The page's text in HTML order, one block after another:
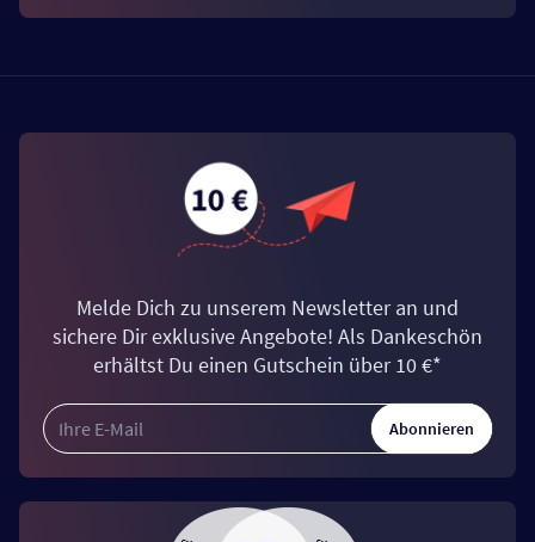
Melde Dich zu unserem Newsletter an und
sichere Dir exklusive Angebote! Als Dankeschön
erhältst Du einen Gutschein über 10 €*
Abonnieren